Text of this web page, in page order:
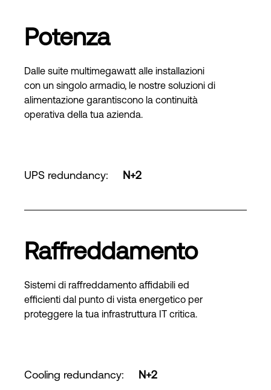
Potenza
Dalle suite multimegawatt alle installazioni
con un singolo armadio, le nostre soluzioni di
alimentazione garantiscono la continuità
operativa della tua azienda.
UPS redundancy: N+2
Raffreddamento
Sistemi di raffreddamento affidabili ed
efficienti dal punto di vista energetico per
proteggere la tua infrastruttura IT critica.
Cooling redundancy: N+2